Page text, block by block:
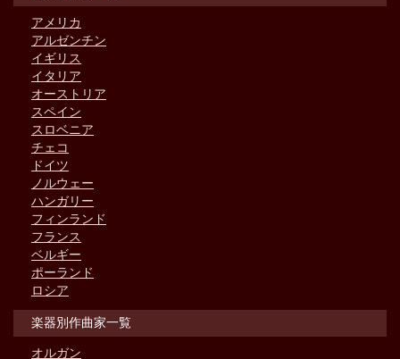
アメリカ
アルゼンチン
イギリス
イタリア
オーストリア
スペイン
スロベニア
チェコ
ドイツ
ノルウェー
ハンガリー
フィンランド
フランス
ベルギー
ポーランド
ロシア
楽器別作曲家一覧
オルガン